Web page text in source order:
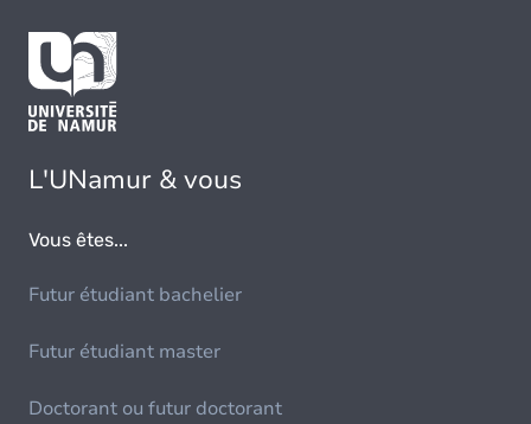
L'UNamur & vous
Vous êtes...
Futur étudiant bachelier
Futur étudiant master
Doctorant ou futur doctorant